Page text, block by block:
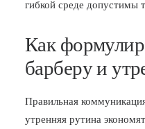
гибкой среде допустимы
Как
барберу и
Правильная
утренняя рутинa